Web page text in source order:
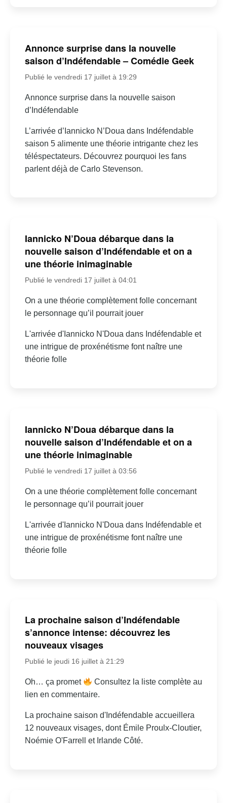
Annonce surprise dans la nouvelle
saison d’Indéfendable – Comédie Geek
Publié le vendredi 17 juillet à 19:29
Annonce surprise dans la nouvelle saison
d’Indéfendable
L’arrivée d’Iannicko N’Doua dans Indéfendable
saison 5 alimente une théorie intrigante chez les
téléspectateurs. Découvrez pourquoi les fans
parlent déjà de Carlo Stevenson.
Iannicko N’Doua débarque dans la
nouvelle saison d’Indéfendable et on a
une théorie inimaginable
Publié le vendredi 17 juillet à 04:01
On a une théorie complètement folle concernant
le personnage qu’il pourrait jouer
L'arrivée d'Iannicko N'Doua dans Indéfendable et
une intrigue de proxénétisme font naître une
théorie folle
Iannicko N’Doua débarque dans la
nouvelle saison d’Indéfendable et on a
une théorie inimaginable
Publié le vendredi 17 juillet à 03:56
On a une théorie complètement folle concernant
le personnage qu’il pourrait jouer
L'arrivée d'Iannicko N'Doua dans Indéfendable et
une intrigue de proxénétisme font naître une
théorie folle
La prochaine saison d’Indéfendable
s’annonce intense: découvrez les
nouveaux visages
Publié le jeudi 16 juillet à 21:29
Oh… ça promet
Consultez la liste complète au
lien en commentaire.
La prochaine saison d'Indéfendable accueillera
12 nouveaux visages, dont Émile Proulx-Cloutier,
Noémie O'Farrell et Irlande Côté.